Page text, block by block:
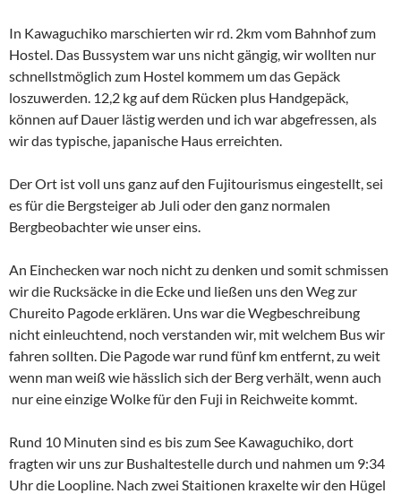
In Kawaguchiko marschierten wir rd. 2km vom Bahnhof zum
Hostel. Das Bussystem war uns nicht gängig, wir wollten nur
schnellstmöglich zum Hostel kommem um das Gepäck
loszuwerden. 12,2 kg auf dem Rücken plus Handgepäck,
können auf Dauer lästig werden und ich war abgefressen, als
wir das typische, japanische Haus erreichten.
Der Ort ist voll uns ganz auf den Fujitourismus eingestellt, sei
es für die Bergsteiger ab Juli oder den ganz normalen
Bergbeobachter wie unser eins.
An Einchecken war noch nicht zu denken und somit schmissen
wir die Rucksäcke in die Ecke und ließen uns den Weg zur
Chureito Pagode erklären. Uns war die Wegbeschreibung
nicht einleuchtend, noch verstanden wir, mit welchem Bus wir
fahren sollten. Die Pagode war rund fünf km entfernt, zu weit
wenn man weiß wie hässlich sich der Berg verhält, wenn auch
nur eine einzige Wolke für den Fuji in Reichweite kommt.
Rund 10 Minuten sind es bis zum See Kawaguchiko, dort
fragten wir uns zur Bushaltestelle durch und nahmen um 9:34
Uhr die Loopline. Nach zwei Staitionen kraxelte wir den Hügel